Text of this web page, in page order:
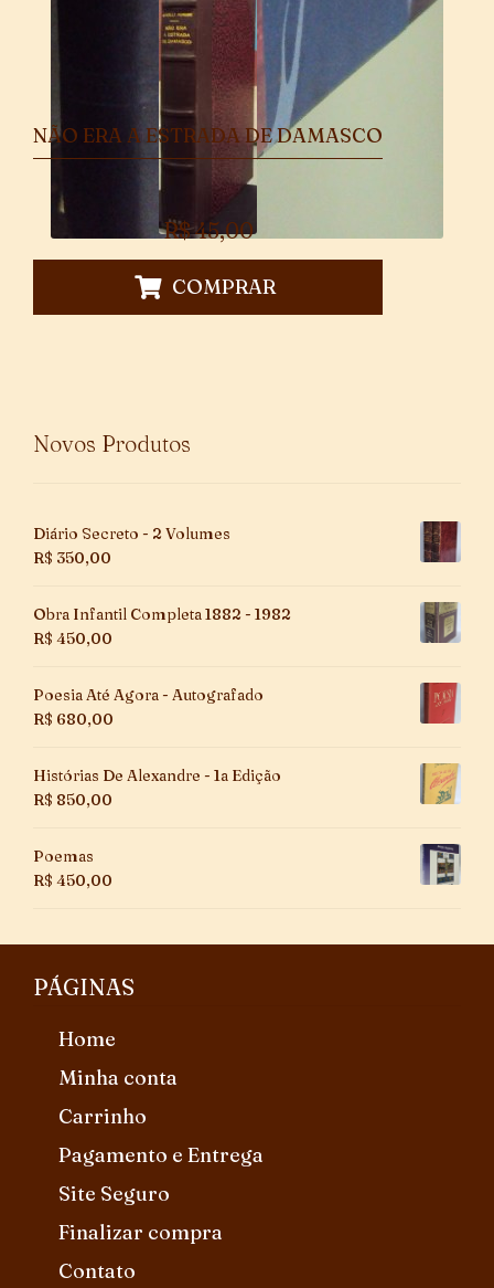
NÃO ERA A ESTRADA DE DAMASCO
R$45,00
COMPRAR
Novos Produtos
Diário Secreto - 2 Volumes
R$ 350,00
Obra Infantil Completa 1882 - 1982
R$ 450,00
Poesia Até Agora - Autografado
R$ 680,00
Histórias De Alexandre - 1a Edição
R$ 850,00
Poemas
R$ 450,00
PÁGINAS
Home
Minha conta
Carrinho
Pagamento e Entrega
Site Seguro
Finalizar compra
Contato